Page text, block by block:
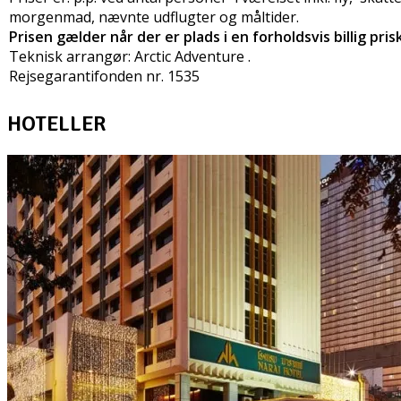
morgenmad, nævnte udflugter og måltider.
Prisen gælder når der er plads i en forholdsvis billig
Teknisk arrangør: Arctic Adventure .
Rejsegarantifonden nr. 1535
HOTELLER